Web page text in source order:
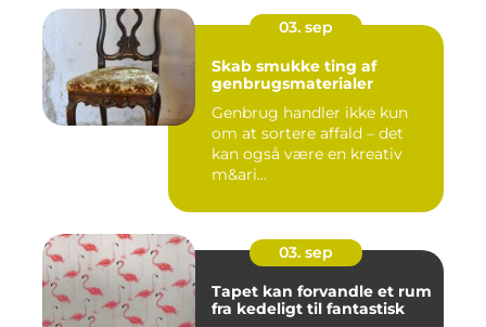
03. sep
Skab smukke ting af
genbrugsmaterialer
Genbrug handler ikke kun
om at sortere affald – det
kan også være en kreativ
m&ari...
03. sep
Tapet kan forvandle et rum
fra kedeligt til fantastisk